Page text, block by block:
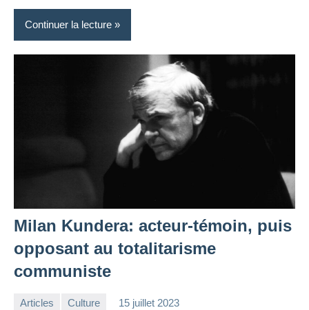
Continuer la lecture
Milan Kundera: acteur-témoin, puis
opposant au totalitarisme
communiste
Articles Culture 15 juillet 2023